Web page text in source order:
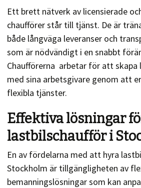
Ett brett nätverk av licensierade
chaufförer står till tjänst. De är
både långväga leveranser och
som är nödvändigt i en snabbt
Chaufförerna arbetar för att
med sina arbetsgivare genom att
flexibla tjänster.
Effektiva lösningar
lastbilschaufför i
En av fördelarna med att hyra
Stockholm är tillgängligheten av
bemanningslösningar som kan